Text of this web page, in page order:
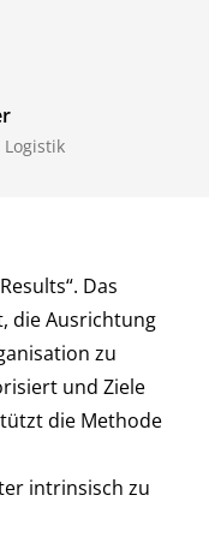
Das
die Ausrichtung
zu
und Ziele
die Methode
intrinsisch zu